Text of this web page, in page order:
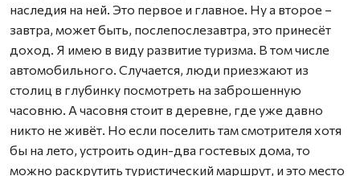
наследия на ней. Это первое и главное. Ну а второе –
завтра, может быть, послепослезавтра, это принесёт
доход. Я имею в виду развитие туризма. В том числе
автомобильного. Случается, люди приезжают из
столиц в глубинку посмотреть на заброшенную
часовню. А часовня стоит в деревне, где уже давно
никто не живёт. Но если поселить там смотрителя хотя
бы на лето, устроить один-два гостевых дома, то
можно раскрутить туристический маршрут, и это место